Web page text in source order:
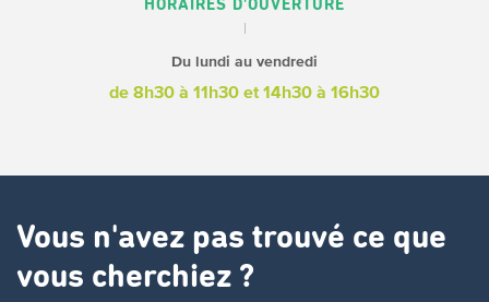
HORAIRES D'OUVERTURE
Du lundi au vendredi
de 8h30 à 11h30 et 14h30 à 16h30
Vous n'avez pas trouvé ce que
vous cherchiez ?